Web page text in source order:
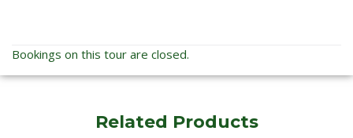
Bookings on this tour are closed.
Related Products